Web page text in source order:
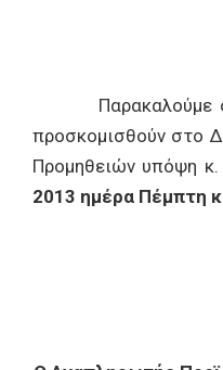
Παρακαλούμε οι
προσκομισθούν στο
Προμηθειών υπόψη
2013 ημέρα Πέμπτη